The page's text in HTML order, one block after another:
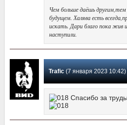
Чем больше даёшь другим,тем
будущем. Халява есть
искать. Дари благо пока жив
наступили.
Trafic(7 января 2023 10:42)
Спасибо за